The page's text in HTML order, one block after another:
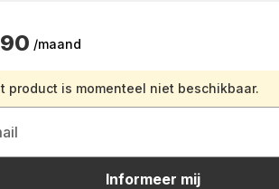
/maand
product is momenteel niet beschikbaar.
Informeer mij